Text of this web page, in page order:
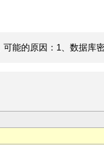
能的原因：1、数据库